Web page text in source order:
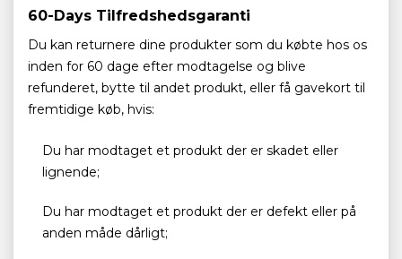
60-Days Tilfredshedsgaranti
Du kan returnere dine produkter som du købte hos os
inden for 60 dage efter modtagelse og blive
refunderet, bytte til andet produkt, eller få gavekort til
fremtidige køb, hvis:
Du har modtaget et produkt der er skadet eller
lignende;
Du har modtaget et produkt der er defekt eller på
anden måde dårligt;